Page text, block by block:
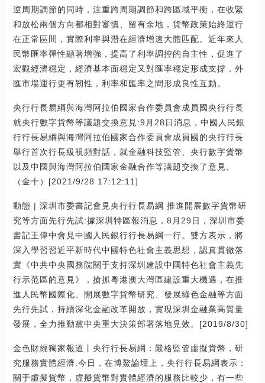
逆周期調節的同時，注重跨周期調節和跨區域平衡，在收緊
和放松兩個方向都相對審慎、留有余地，貨幣政策始終運行
在正常區間，實際利率與潛在經濟增速大體匹配。近年來人
民幣匯率彈性顯著增強，提高了利率調控的自主性，促進了
宏觀經濟穩定，經濟基本面穩定又對匯率穩定形成支撐，外
匯市場運行更有韌性，利率和匯率之間形成良性互動。
央行行長易綱與海灣阿拉伯國家合作委員會成員國央行行長
就央行數字貨幣等議題交換意見:9月28日消息，中國人民銀
行行長易綱與海灣阿拉伯國家合作委員會成員國的央行行長
舉行首次行長級視頻對話，就金融科技監管、央行數字貨幣
以及中國與海灣阿拉伯國家金融合作等議題交換了意見。
（金十）[2021/9/28 17:12:11]
動態 | 深圳市委書記會見央行行長易綱 推進開展數字貨幣研
究等方面先行先試:據深圳特區報消息，8月29日，深圳市委
書記王偉中會見中國人民銀行行長易綱一行。雙方表示，將
深入學習習近平新時代中國特色社會主義思想，認真貫徹落
實《中共中央國務院關于支持深圳建設中國特色社會主義先
行示范區的意見》，搶抓粵港澳大灣區建設重大機遇，在推
進人民幣國際化、開展數字貨幣研究、發展綠色金融等方面
先行先試，持續深化金融改革開放，實現深圳金融業高質量
發展，全力推動黨中央重大決策部署落地見效。[2019/8/30]
金色財經獨家報道丨央行行長易綱：嚴格監管虛擬貨幣，研
究服務實體經濟:今日，在博鰲論壇上，央行行長易綱表示：
關于虛擬貨幣，虛擬貨幣對實體經濟的服務比較少，有一些